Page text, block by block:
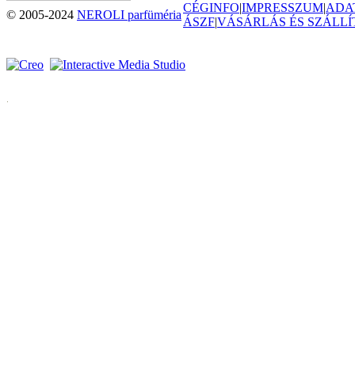
© 2005-2024 NEROLI parfüméria
CÉGINFO|IMPRESSZUM|
ÁSZF|VÁSÁRLÁS ÉS